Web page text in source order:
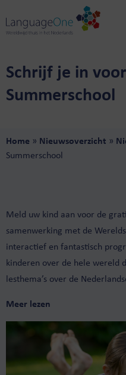
Schrijf je in
Summerschool
Home » Nieuwsoverzicht »
Summerschool
Meld uw kind aan voor de
samenwerking met de
interactief en fantastisch
kinderen over de hele wereld
lesthema’s over de
Meer lezen